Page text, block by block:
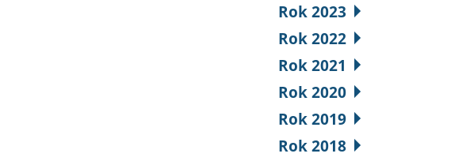
Rok 2023
Rok 2022
Rok 2021
Rok 2020
Rok 2019
Rok 2018